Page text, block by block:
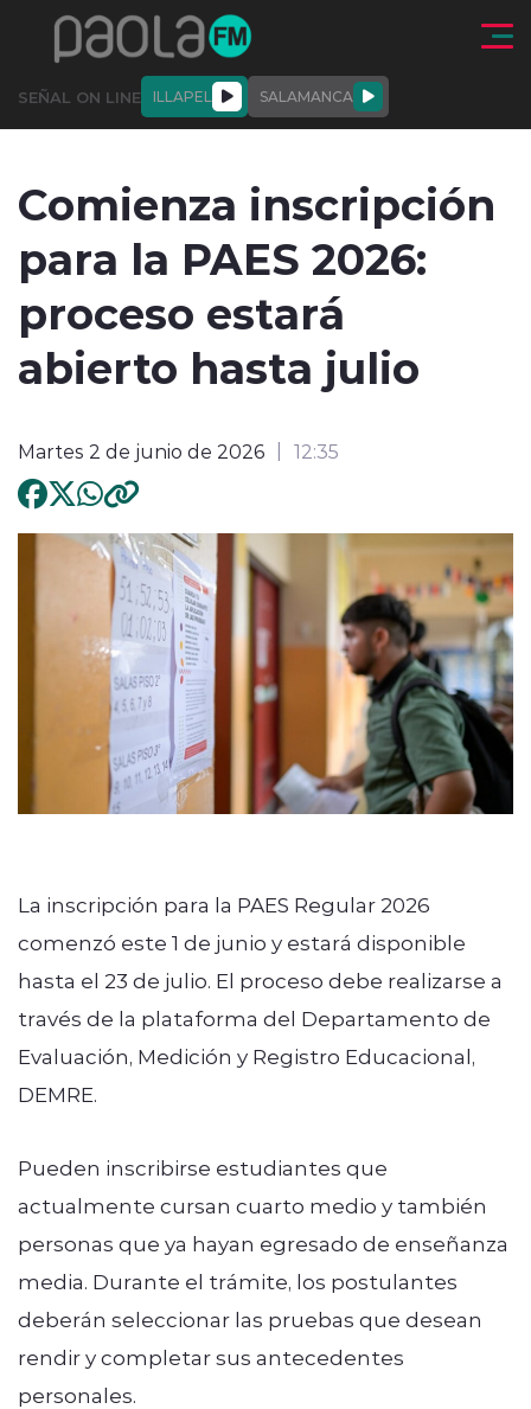
Click acá para ir directamente al contenido
SEÑAL ON LINE ILLAPEL SALAMANCA
ACTUALIDAD DEPORTES ENTREVISTAS SOMOS
modo claro
Comienza inscripción
para la PAES 2026:
proceso estará
abierto hasta julio
Martes 2 de junio de 2026 12:35
La inscripción para la PAES Regular 2026
comenzó este 1 de junio y estará disponible
hasta el 23 de julio. El proceso debe realizarse a
través de la plataforma del Departamento de
Evaluación, Medición y Registro Educacional,
DEMRE.
Pueden inscribirse estudiantes que
actualmente cursan cuarto medio y también
personas que ya hayan egresado de enseñanza
media. Durante el trámite, los postulantes
deberán seleccionar las pruebas que desean
rendir y completar sus antecedentes
personales.